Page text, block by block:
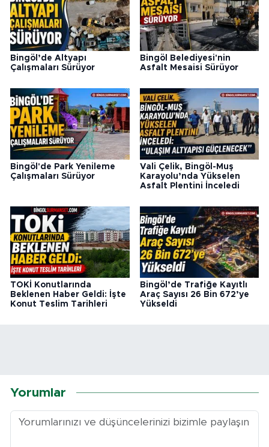
Bingöl’de Altyapı
Çalışmaları Sürüyor
Bingöl Belediyesi'nin
Asfalt Mesaisi Sürüyor
Bingöl'de Park Yenileme
Çalışmaları Sürüyor
Vali Çelik, Bingöl-Muş
Karayolu’nda Yükselen
Asfalt Plentini İnceledi
TOKİ Konutlarında
Beklenen Haber Geldi: İşte
Konut Teslim Tarihleri
Bingöl’de Trafiğe Kayıtlı
Araç Sayısı 26 Bin 672’ye
Yükseldi
Yorumlar